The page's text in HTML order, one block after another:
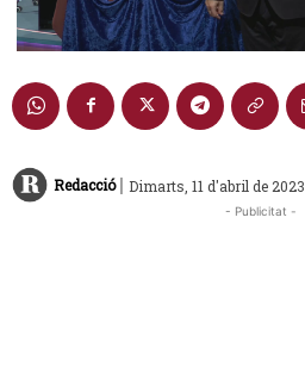
Redacció | Dimarts, 11 d'abril de 2023
- Publicitat -